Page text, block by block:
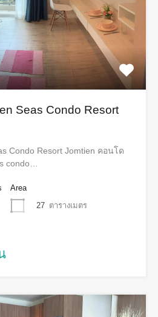
Seas Condo Resort
Condo Resort Jomtien คอนโด
condo…
Area
27 ตารางเมตร